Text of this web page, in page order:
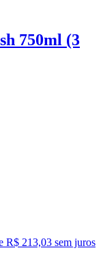
750ml (3
R$ 213,03 sem juros